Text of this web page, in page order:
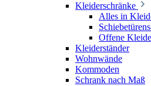
Kleiderschränke
Alles in
Offene
Kleiderständer
Wohnwände
Kommoden
Schrank nach Maß